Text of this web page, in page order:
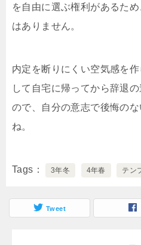
を自由に選ぶ権利があるた
はありません。
内定を断りにくい空気感を
して自宅に帰ってから辞退
ので、自分の意志で後悔の
ね。
Tags 3年冬 4年春 テン
Tweet